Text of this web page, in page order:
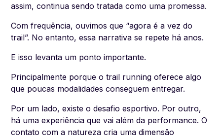
assim, continua sendo tratada como uma promessa.
Com frequência, ouvimos que “agora é a vez do
trail”. No entanto, essa narrativa se repete há anos.
E isso levanta um ponto importante.
Principalmente porque o trail running oferece algo
que poucas modalidades conseguem entregar.
Por um lado, existe o desafio esportivo. Por outro,
há uma experiência que vai além da performance. O
contato com a natureza cria uma dimensão